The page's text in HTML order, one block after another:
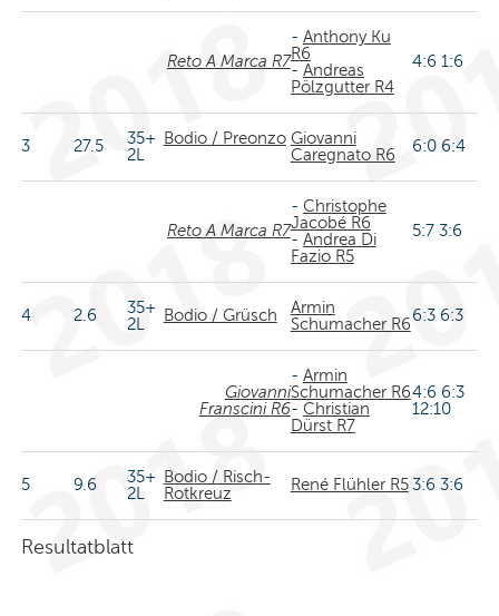
Reto A Marca R7
- Anthony Ku
R6
- Andreas
Pölzgutter R4
4:6 1:6
3 27.5
35+
2L
Bodio / Preonzo Giovanni
Caregnato R6
6:0 6:4
Reto A Marca R7
- Christophe
Jacobé R6
- Andrea Di
Fazio R5
5:7 3:6
4 2.6
35+
2L
Bodio / Grüsch
Armin
Schumacher R66:3 6:3
Giovanni
Franscini R6
- Armin
Schumacher R6
- Christian
Dürst R7
4:6 6:3
12:10
5 9.6
35+
2L
Bodio / Risch-
Rotkreuz
René Flühler R5 3:6 3:6
Resultatblatt